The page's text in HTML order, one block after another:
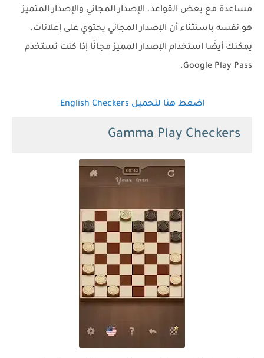
مساعدة مع بعض القواعد. الإصدار المجاني والإصدار المتميز
هو نفسه باستثناء أن الإصدار المجاني يحتوي على إعلانات.
يمكنك أيضًا استخدام الإصدار المميز مجانًا إذا كنت تستخدم
Google Play Pass.
اضغط هنا لتحميل English Checkers
Gamma Play Checkers